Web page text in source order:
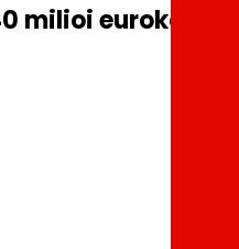
40 milioi euroko